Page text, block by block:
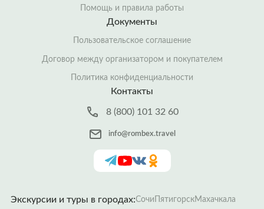
Помощь и правила работы
Документы
Пользовательское соглашение
Договор между организатором и покупателем
Политика конфиденциальности
Контакты
8 (800) 101 32 60
info@rombex.travel
Экскурсии и туры в городах:Сочи ПятигорскМахачкала